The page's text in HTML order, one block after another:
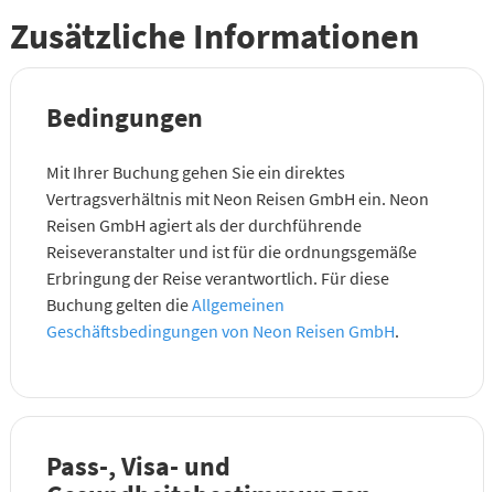
Zusätzliche Informationen
Bedingungen
Mit Ihrer Buchung gehen Sie ein direktes
Vertragsverhältnis mit Neon Reisen GmbH ein. Neon
Reisen GmbH agiert als der durchführende
Reiseveranstalter und ist für die ordnungsgemäße
Erbringung der Reise verantwortlich. Für diese
Buchung gelten dieAllgemeinen
Geschäftsbedingungen von Neon Reisen GmbH.
Pass-, Visa- und